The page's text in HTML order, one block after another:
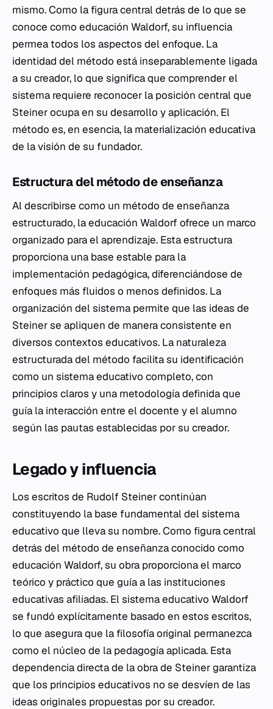
mismo. Como la figura central detrás de lo que se
conoce como educación Waldorf, su influencia
permea todos los aspectos del enfoque. La
identidad del método está inseparablemente ligada
a su creador, lo que significa que comprender el
sistema requiere reconocer la posición central que
Steiner ocupa en su desarrollo y aplicación. El
método es, en esencia, la materialización educativa
de la visión de su fundador.
Estructura del método de enseñanza
Al describirse como un método de enseñanza
estructurado, la educación Waldorf ofrece un marco
organizado para el aprendizaje. Esta estructura
proporciona una base estable para la
implementación pedagógica, diferenciándose de
enfoques más fluidos o menos definidos. La
organización del sistema permite que las ideas de
Steiner se apliquen de manera consistente en
diversos contextos educativos. La naturaleza
estructurada del método facilita su identificación
como un sistema educativo completo, con
principios claros y una metodología definida que
guía la interacción entre el docente y el alumno
según las pautas establecidas por su creador.
Legado y influencia
Los escritos de Rudolf Steiner continúan
constituyendo la base fundamental del sistema
educativo que lleva su nombre. Como figura central
detrás del método de enseñanza conocido como
educación Waldorf, su obra proporciona el marco
teórico y práctico que guía a las instituciones
educativas afiliadas. El sistema educativo Waldorf
se fundó explícitamente basado en estos escritos,
lo que asegura que la filosofía original permanezca
como el núcleo de la pedagogía aplicada. Esta
dependencia directa de la obra de Steiner garantiza
que los principios educativos no se desvíen de las
ideas originales propuestas por su creador.